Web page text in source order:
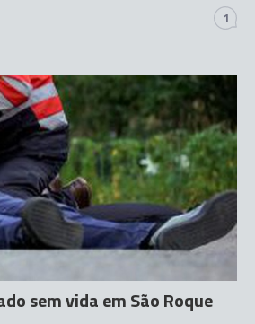
1
sem vida em São Roque